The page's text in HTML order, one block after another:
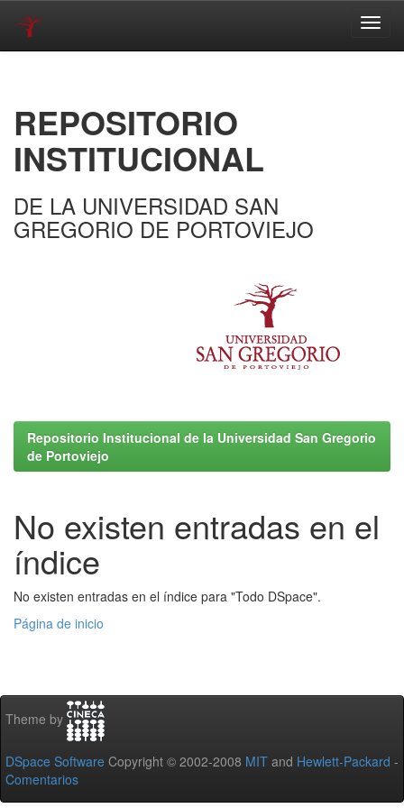
REPOSITORIO
INSTITUCIONAL
DE LA UNIVERSIDAD SAN
GREGORIO DE PORTOVIEJO
Repositorio Institucional de la Universidad San Gregorio
de Portoviejo
No existen entradas en el
índice
No existen entradas en el índice para "Todo DSpace".
Página de inicio
Theme by
DSpace Software Copyright © 2002-2008 MIT and Hewlett-Packard -
Comentarios